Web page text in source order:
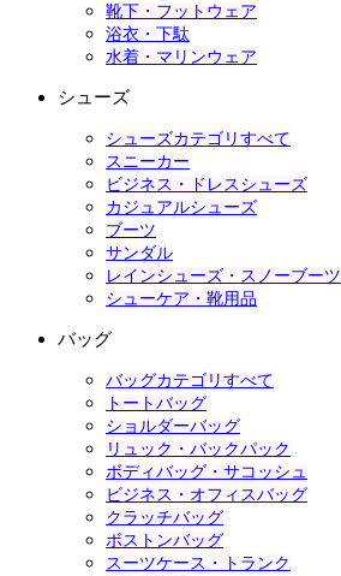
靴下・フットウェア
浴衣・下駄
水着・マリンウェア
シューズ
シューズカテゴリすべて
スニーカー
ビジネス・ドレスシューズ
カジュアルシューズ
ブーツ
サンダル
レインシューズ・スノーブーツ
シューケア・靴用品
バッグ
バッグカテゴリすべて
トートバッグ
ショルダーバッグ
リュック・バックパック
ボディバッグ・サコッシュ
ビジネス・オフィスバッグ
クラッチバッグ
ボストンバッグ
スーツケース・トランク